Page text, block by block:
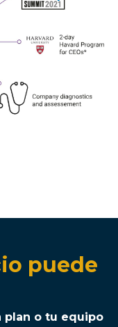
puede
plan o tu equipo